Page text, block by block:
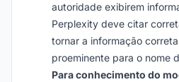
autoridade exibirem
Perplexity deve citar
tornar a informação
proeminente para o nome
Para conhecimento do